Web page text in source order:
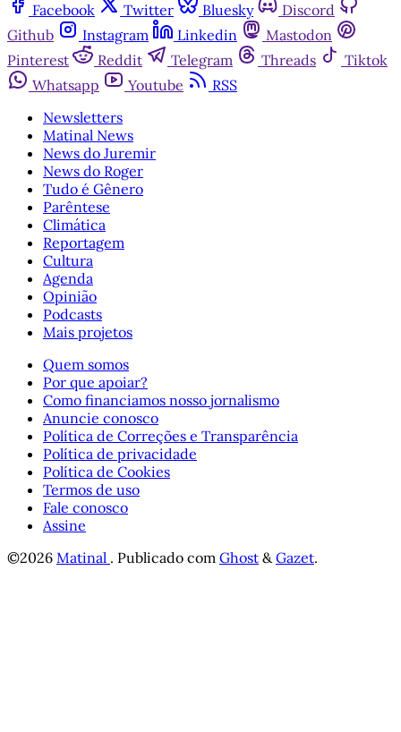
Facebook Twitter Bluesky
Discord
Github
Instagram Linkedin
Mastodon
Pinterest
Reddit Telegram Threads
Tiktok
Whatsapp
Youtube
RSS
Newsletters
Matinal News
News do Juremir
News do Roger
Tudo é Gênero
Parêntese
Climática
Reportagem
Cultura
Agenda
Opinião
Podcasts
Mais projetos
Quem somos
Por que apoiar?
Como financiamos nosso jornalismo
Anuncie conosco
Política de Correções e Transparência
Política de privacidade
Política de Cookies
Termos de uso
Fale conosco
Assine
©2026 Matinal . Publicado com Ghost &Gazet.